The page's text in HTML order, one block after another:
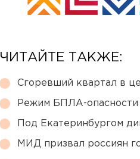
ЧИТАЙТЕ ТАКЖЕ:
Сгоревший квартал в
Режим БПЛА-
Под Екатеринбургом
МИД призвал россиян